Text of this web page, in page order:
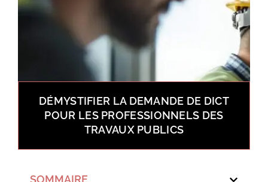
DÉMYSTIFIER LA DEMANDE DE DICT
POUR LES PROFESSIONNELS DES
TRAVAUX PUBLICS
SOMMAIRE